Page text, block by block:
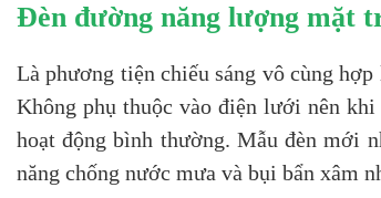
Đèn đường năng lượng mặt
Là phương tiện chiếu sáng vô cùng
Không phụ thuộc vào điện lưới nên
hoạt động bình thường. Mẫu đèn mới
năng chống nước mưa và bụi bẩn xâm